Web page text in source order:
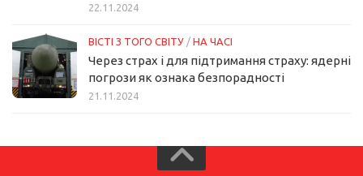
22.11.2024
ВІСТІ З ТОГО СВІТУ / НА ЧАСІ
Через страх і для підтримання страху: ядерні
погрози як ознака безпорадності
21.11.2024